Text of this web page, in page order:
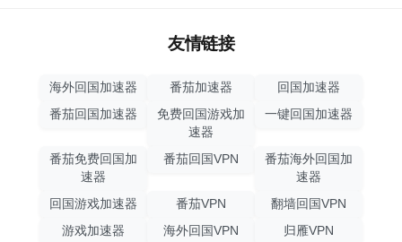
友情链接
海外回国加速器 番茄加速器
回国加速器
番茄回国加速器
免费回国游戏加
速器
一键回国加速器
番茄免费回国加
速器
番茄回国VPN
番茄海外回国加
速器
回国游戏加速器
番茄VPN
翻墙回国VPN
游戏加速器
海外回国VPN 归雁VPN